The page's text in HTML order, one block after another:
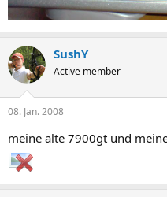
SushY
Active member
08. Jan. 2008
meine alte 7900gt und